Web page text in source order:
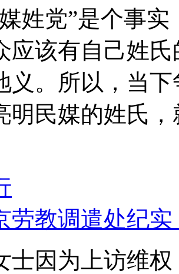
姓党”是个事
应该有自己姓
义。所以，当
明民媒的姓氏
教调遣处纪实
士因为上访维